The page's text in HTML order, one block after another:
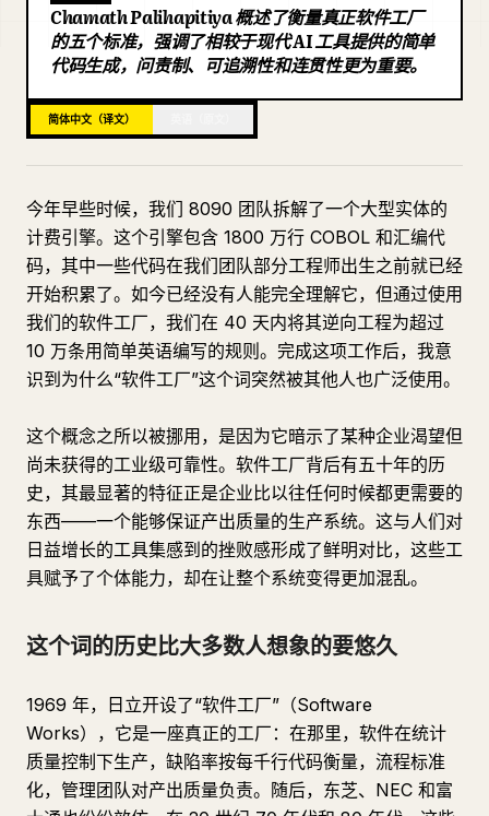
下载
博客
Chamath Palihapitiya 概述了衡量真正软件工厂
的五个标准，强调了相较于现代 AI 工具提供的简单
代码生成，问责制、可追溯性和连贯性更为重要。
简体中文（译文）
今年早些时候，我们 8090 团队拆解了一个大型实体的
计费引擎。这个引擎包含 1800 万行 COBOL 和汇编代
码，其中一些代码在我们团队部分工程师出生之前就已经
开始积累了。如今已经没有人能完全理解它，但通过使用
我们的软件工厂，我们在 40 天内将其逆向工程为超过
10 万条用简单英语编写的规则。完成这项工作后，我意
识到为什么“软件工厂”这个词突然被其他人也广泛使用。
这个概念之所以被挪用，是因为它暗示了某种企业渴望但
尚未获得的工业级可靠性。软件工厂背后有五十年的历
史，其最显著的特征正是企业比以往任何时候都更需要的
东西——一个能够保证产出质量的生产系统。这与人们对
日益增长的工具集感到的挫败感形成了鲜明对比，这些工
具赋予了个体能力，却在让整个系统变得更加混乱。
这个词的历史比大多数人想象的要悠久
1969 年，日立开设了“软件工厂”（Software
Works），它是一座真正的工厂：在那里，软件在统计
质量控制下生产，缺陷率按每千行代码衡量，流程标准
化，管理团队对产出质量负责。随后，东芝、NEC 和富